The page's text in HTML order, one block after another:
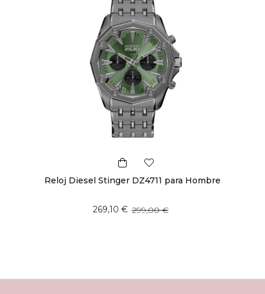
Reloj Diesel Stinger DZ4711 para Hombre
269,10 € 299,00 €